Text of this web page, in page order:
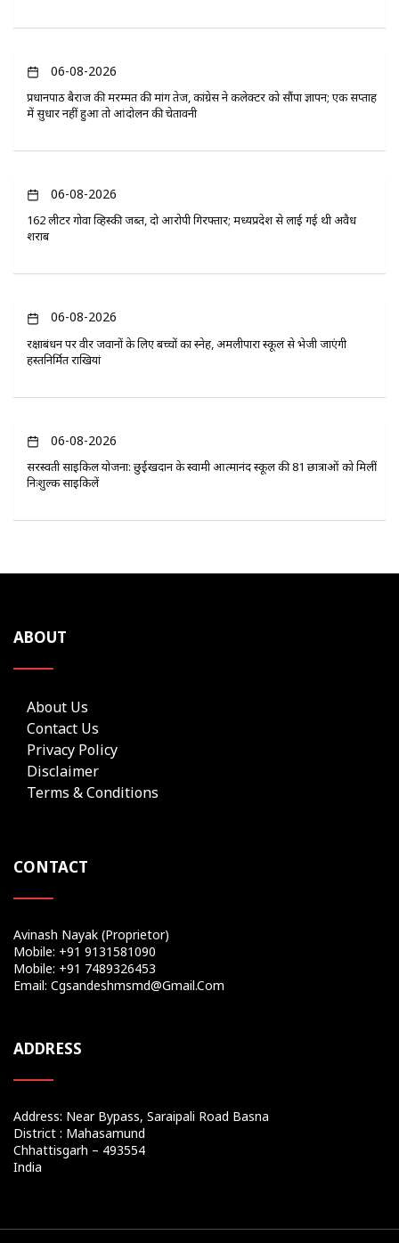
06-08-2026
प्रधानपाठ बैराज की मरम्मत की मांग तेज, कांग्रेस ने कलेक्टर को सौंपा ज्ञापन; एक सप्ताह
में सुधार नहीं हुआ तो आंदोलन की चेतावनी
06-08-2026
162 लीटर गोवा व्हिस्की जब्त, दो आरोपी गिरफ्तार; मध्यप्रदेश से लाई गई थी अवैध
शराब
06-08-2026
रक्षाबंधन पर वीर जवानों के लिए बच्चों का स्नेह, अमलीपारा स्कूल से भेजी जाएंगी
हस्तनिर्मित राखियां
06-08-2026
सरस्वती साइकिल योजना: छुईखदान के स्वामी आत्मानंद स्कूल की 81 छात्राओं को मिलीं
निःशुल्क साइकिलें
ABOUT
About Us
Contact Us
Privacy Policy
Disclaimer
Terms & Conditions
CONTACT
Avinash Nayak (Proprietor)
Mobile: +91 9131581090
Mobile: +91 7489326453
Email: Cgsandeshmsmd@gmail.com
ADDRESS
Address: Near Bypass, Saraipali Road Basna
District : Mahasamund
Chhattisgarh – 493554
India